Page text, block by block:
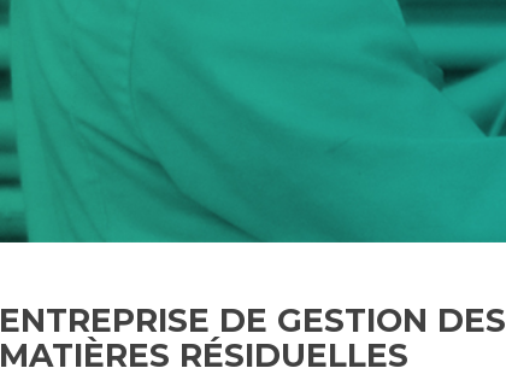
ENTREPRISE DE GESTION DES
MATIÈRES RÉSIDUELLES